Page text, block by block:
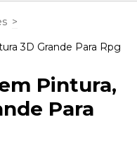
>
3D Grande Para Rpg
Pintura,
Para